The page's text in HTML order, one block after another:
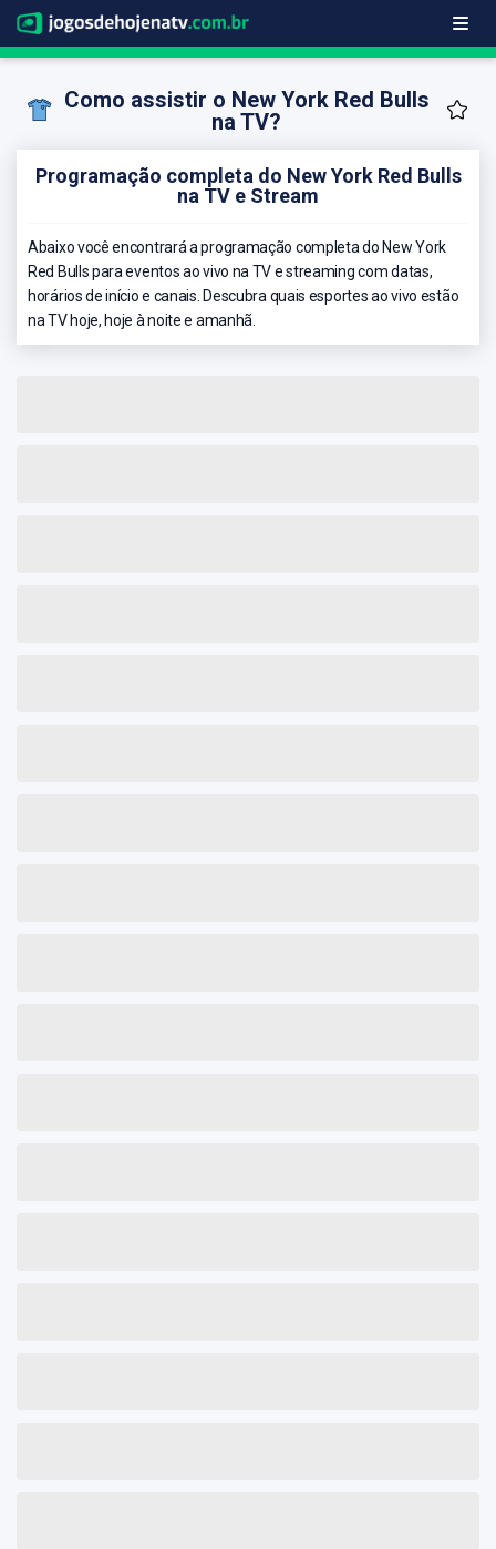
Como assistir o New York Red Bulls
na TV?
Programação completa do New York Red Bulls
na TV e Stream
Abaixo você encontrará a programação completa do New York
Red Bulls para eventos ao vivo na TV e streaming com datas,
horários de início e canais. Descubra quais esportes ao vivo estão
na TV hoje, hoje à noite e amanhã.